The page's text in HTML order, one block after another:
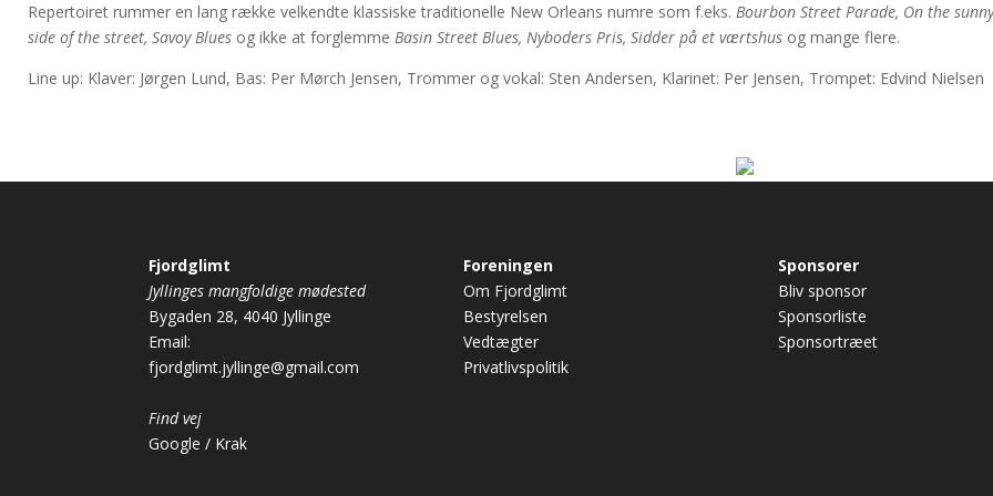
Repertoiret rummer en lang række velkendte klassiske traditionelle New Orleans numre som f.eks. Bourbon Street Parade, On the sunny
side of the street, Savoy Blues og ikke at forglemme Basin Street Blues, Nyboders Pris, Sidder på et værtshus og mange flere.
Line up: Klaver: Jørgen Lund, Bas: Per Mørch Jensen, Trommer og vokal: Sten Andersen, Klarinet: Per Jensen, Trompet: Edvind Nielsen
Fjordglimt
Jyllinges mangfoldige mødested
Bygaden 28, 4040 Jyllinge
Email:
fjordglimt.jyllinge@gmail.com
Find vej
Google / Krak
Foreningen
Om Fjordglimt
Bestyrelsen
Vedtægter
Privatlivspolitik
Sponsorer
Bliv sponsor
Sponsorliste
Sponsortræet